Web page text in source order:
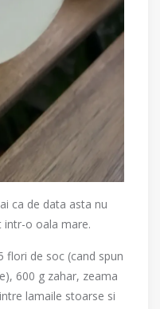
ca de data asta nu
intr-o oala mare.
flori de soc (cand spun
600 g zahar, zeama
lamaile stoarse si